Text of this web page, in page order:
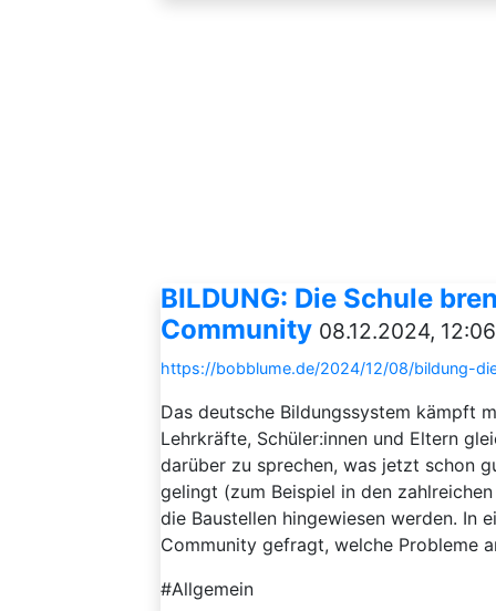
BILDUNG: Die Schule
Community 08.12.2024,
https://bobblume.de/2024/12/08/bildung-
Das deutsche Bildungssystem kämpft
Lehrkräfte, Schüler:innen und Eltern
darüber zu sprechen, was jetzt schon
gelingt (zum Beispiel in den
die Baustellen hingewiesen werden. In
Community gefragt, welche Probleme
#Allgemein